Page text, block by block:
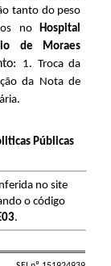
tanto do peso
no
Hospital
de Moraes
1. Troca da
da Nota de
Públicas
no site
o código
.